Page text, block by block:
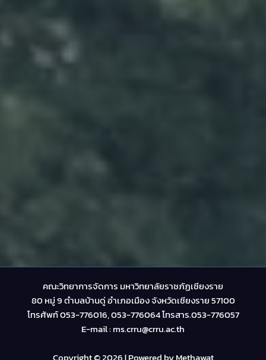
คณะวิทยาการจัดการ มหาวิทยาลัยราชภัฏเชียงราย
80 หมู่ 9 ตำบลบ้านดู่ อำเภอเมือง จังหวัดเชียงราย 57100
โทรศัพท์ 053-776016, 053-776064 โทรสาร.053-776057
E-mail : ms.crru@crru.ac.th